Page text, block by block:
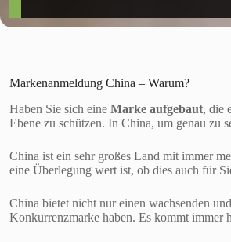
Markenanmeldung China – Warum?
Haben Sie sich eine Marke aufgebaut, die
Ebene zu schützen. In China, um genau zu
China ist ein sehr großes Land mit immer
eine Überlegung wert ist, ob dies auch für
China bietet nicht nur einen wachsenden
Konkurrenzmarke haben. Es kommt immer